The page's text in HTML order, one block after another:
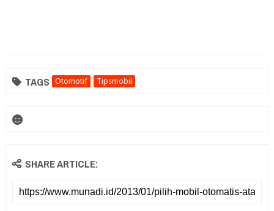
TAGS Otomotif Tipsmobil
SHARE ARTICLE: